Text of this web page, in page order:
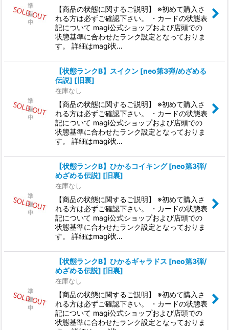
【商品の状態に関するご説明】 ※初めて購入さ
れる方は必ずご確認下さい。 ・カードの状態表
記について magi公式ショップおよび店頭での
状態基準に合わせたランク設定となっておりま
す。 詳細はmagi状…
【状態ランクB】スイクン [neo第3弾/めざめる
伝説] [旧裏]
在庫なし
【商品の状態に関するご説明】 ※初めて購入さ
れる方は必ずご確認下さい。 ・カードの状態表
記について magi公式ショップおよび店頭での
状態基準に合わせたランク設定となっておりま
す。 詳細はmagi状…
【状態ランクB】ひかるコイキング [neo第3弾/
めざめる伝説] [旧裏]
在庫なし
【商品の状態に関するご説明】 ※初めて購入さ
れる方は必ずご確認下さい。 ・カードの状態表
記について magi公式ショップおよび店頭での
状態基準に合わせたランク設定となっておりま
す。 詳細はmagi状…
【状態ランクB】ひかるギャラドス [neo第3弾/
めざめる伝説] [旧裏]
在庫なし
【商品の状態に関するご説明】 ※初めて購入さ
れる方は必ずご確認下さい。 ・カードの状態表
記について magi公式ショップおよび店頭での
状態基準に合わせたランク設定となっておりま